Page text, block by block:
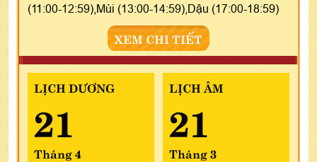
(11:00-12:59),Mùi (13:00-14:59),Dậu (17:00-18:59)
XEM CHI TIẾT
LỊCH DƯƠNG
21
Tháng 4
LỊCH ÂM
21
Tháng 3